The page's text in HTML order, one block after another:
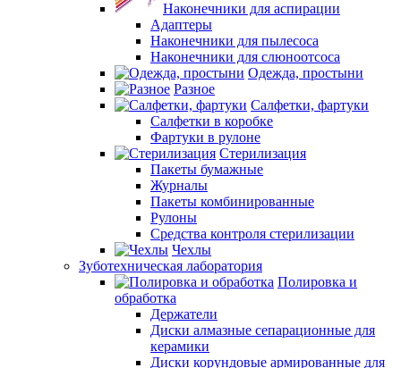
Наконечники для аспирации
Адаптеры
Наконечники для пылесоса
Наконечники для слюноотсоса
Одежда, простыни
Разное
Салфетки, фартуки
Салфетки в коробке
Фартуки в рулоне
Стерилизация
Пакеты бумажные
Журналы
Пакеты комбинированные
Рулоны
Средства контроля стерилизации
Чехлы
Зуботехническая лаборатория
Полировка и
обработка
Держатели
Диски алмазные сепарационные для
керамики
Диски корундовые армированные для